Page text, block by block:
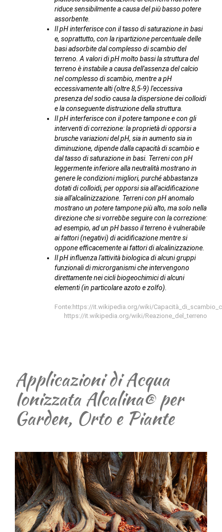
riduce sensibilmente a causa del più basso potere
assorbente.
Il pH interferisce con il tasso di saturazione in basi
e, soprattutto, con la ripartizione percentuale delle
basi adsorbite dal complesso di scambio del
terreno. A valori di pH molto bassi la struttura del
terreno è instabile a causa dell'assenza del calcio
nel complesso di scambio, mentre a pH
eccessivamente alti (oltre 8,5-9) l'eccessiva
presenza del sodio causa la dispersione dei colloidi
e la conseguente distruzione della struttura.
Il pH interferisce con il potere tampone e con gli
interventi di correzione: la proprietà di opporsi a
brusche variazioni del pH, sia in aumento sia in
diminuzione, dipende dalla capacità di scambio e
dal tasso di saturazione in basi. Terreni con pH
leggermente inferiore alla neutralità mostrano in
genere le condizioni migliori, purché abbastanza
dotati di colloidi, per opporsi sia all'acidificazione
sia all'alcalinizzazione. Terreni con pH anomalo
mostrano un potere tampone più alto, ma solo nella
direzione che si vorrebbe seguire con la correzione:
ad esempio, ad un pH basso il terreno è vulnerabile
ai fattori (negativi) di acidificazione mentre si
oppone efficacemente ai fattori di alcalinizzazione.
Il pH influenza l'attività biologica di alcuni gruppi
funzionali di microrganismi che intervengono
direttamente nei cicli biogeochimici di alcuni
elementi (in particolare azoto e zolfo).
Fonte:https://it.wikipedia.org/wiki/
https://it.wikipedia.org/wiki/Reazione_del_terreno
Applicazioni di Acqua
Ionizzata Alcalina® per
Garden, Orto e Piante